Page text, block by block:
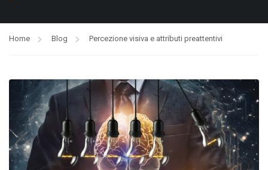
Home Blog Percezione visiva e attributi preattentivi